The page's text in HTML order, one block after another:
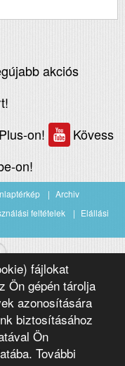
fájlokat
Ön gépén tárolja
azonosítására
biztosításához
Ön
További
akciós
on!
Kövess
on!
Archiv
feltételek
Elállási